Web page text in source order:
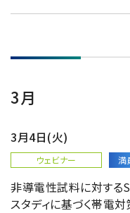
3月
3月4日(火)
ウェビナー 満
非導電性試料に対する
スタディに基づく帯電